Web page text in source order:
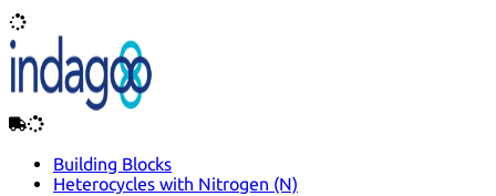
Building Blocks
Heterocycles with Nitrogen (N)